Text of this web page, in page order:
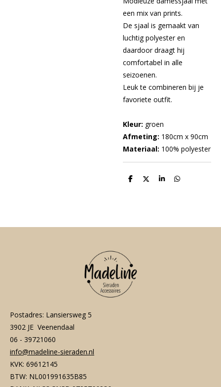
een mix van prints.
De sjaal is gemaakt van
luchtig polyester en
daardoor draagt hij
comfortabel in alle
seizoenen.
Leuk te combineren bij je
favoriete outfit.
Kleur: groen
Afmeting: 180cm x 90cm
Materiaal: 100% polyester
D
D
S
D
Postadres: Lansiersweg 5
3902 JE Veenendaal
06 - 39721060
info@madeline-sieraden.nl
KVK: 69612145
BTW: NL001991635B85